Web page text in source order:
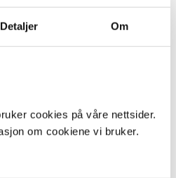
Detaljer Om
cookies på våre nettsider.
om cookiene vi bruker.